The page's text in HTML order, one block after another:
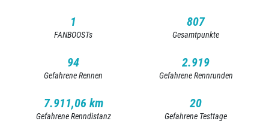
1
FANBOOSTs
807
Gesamtpunkte
94
Gefahrene Rennen
2.919
Gefahrene Rennrunden
7.911,06 km
Gefahrene Renndistanz
20
Gefahrene Testtage